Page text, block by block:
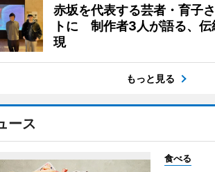
赤坂を代表する芸者・育子
トに 制作者3人が語る、伝
現
もっと見る
ース
食べる